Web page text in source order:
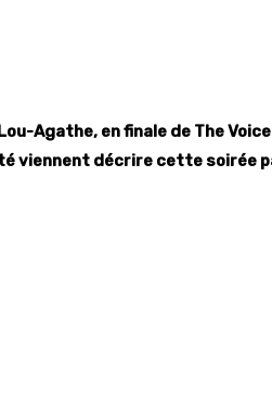
Agathe, en finale de The
viennent décrire cette soirée